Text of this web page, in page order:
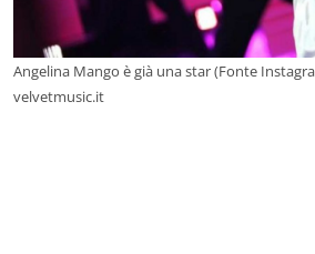
Angelina Mango è già una star (Fonte
velvetmusic.it